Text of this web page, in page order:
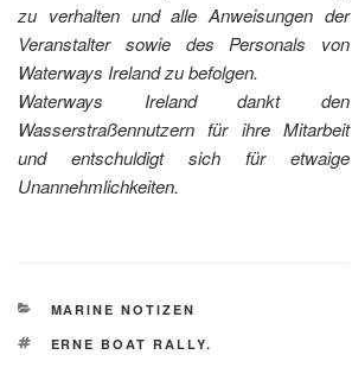
zu verhalten und alle Anweisungen der
Veranstalter sowie des Personals von
Waterways Ireland zu befolgen.
Waterways Ireland dankt den
Wasserstraßennutzern für ihre Mitarbeit
und entschuldigt sich für etwaige
Unannehmlichkeiten.
KATEGORIEN
MARINE NOTIZEN
SCHLAGWÖRTER
ERNE BOAT RALLY.